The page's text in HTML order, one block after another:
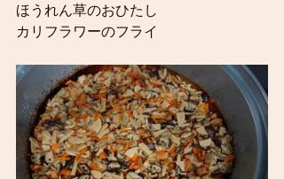
ほうれん草のおひたし
カリフラワーのフライ